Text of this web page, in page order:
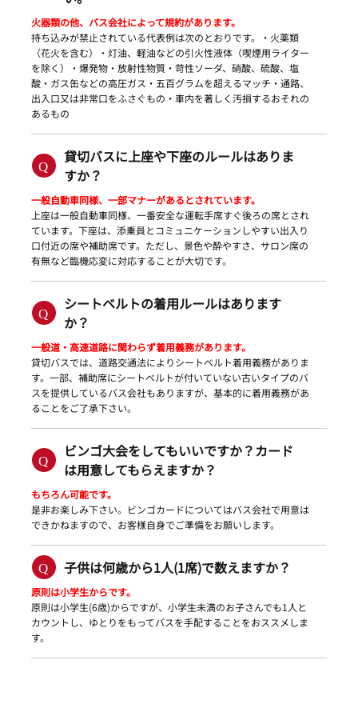
火器類の他、バス会社によって規約があります。
持ち込みが禁止されている代表例は次のとおりです。・火薬類
（花火を含む）・灯油、軽油などの引火性液体（喫煙用ライター
を除く）・爆発物・放射性物質・苛性ソーダ、硝酸、硫酸、塩
酸・ガス缶などの高圧ガス・五百グラムを超えるマッチ・通路、
出入口又は非常口をふさぐもの・車内を著しく汚損するおそれの
あるもの
貸切バスに上座や下座のルールはありま
すか？
一般自動車同様、一部マナーがあるとされています。
上座は一般自動車同様、一番安全な運転手席すぐ後ろの席とされ
ています。下座は、添乗員とコミュニケーションしやすい出入り
口付近の席や補助席です。ただし、景色や酔やすさ、サロン席の
有無など臨機応変に対応することが大切です。
シートベルトの着用ルールはあります
か？
一般道・高速道路に関わらず着用義務があります。
貸切バスでは、道路交通法によりシートベルト着用義務がありま
す。一部、補助席にシートベルトが付いていない古いタイプのバ
スを提供しているバス会社もありますが、基本的に着用義務があ
ることをご了承下さい。
ビンゴ大会をしてもいいですか？カード
は用意してもらえますか？
もちろん可能です。
是非お楽しみ下さい。ビンゴカードについてはバス会社で用意は
できかねますので、お客様自身でご準備をお願いします。
子供は何歳から1人(1席)で数えますか？
原則は小学生からです。
原則は小学生(6歳)からですが、小学生未満のお子さんでも1人と
カウントし、ゆとりをもってバスを手配することをおススメしま
す。